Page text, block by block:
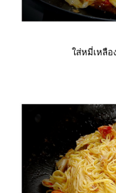
ส่หมี่เหลือ